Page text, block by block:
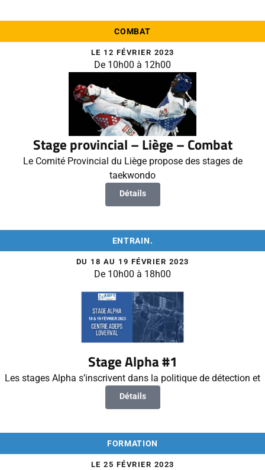
COMBAT
LE 12 FÉVRIER 2023
De 10h00 à 12h00
Stage provincial – Liège – Combat
Le Comité Provincial du Liège propose des stages de
taekwondo
Détails
ENTRAIN.
DU 18 AU 19 FÉVRIER 2023
De 10h00 à 18h00
Stage Alpha #1
Les stages Alpha s’inscrivent dans la politique de détection et
Détails
FORMATION
LE 25 FÉVRIER 2023